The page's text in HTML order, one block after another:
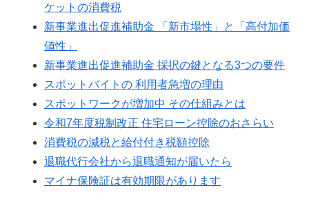
ケットの消費税
新事業進出促進補助金 「新市場性」と「高付加価
値性」
新事業進出促進補助金 採択の鍵となる3つの要件
スポットバイトの 利用者急増の理由
スポットワークが増加中 その仕組みとは
令和7年度税制改正 住宅ローン控除のおさらい
消費税の減税と給付付き税額控除
退職代行会社から退職通知が届いたら
マイナ保険証は有効期限があります